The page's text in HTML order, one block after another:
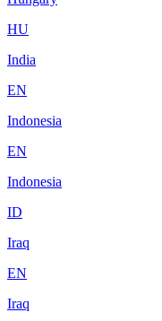
HU
India
EN
Indonesia
EN
Indonesia
ID
Iraq
EN
Iraq